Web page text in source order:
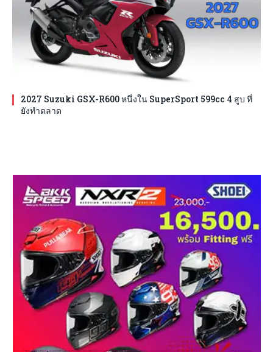
2027 Suzuki GSX-R600 หนึ่งใน SuperSport 599cc 4 สูบ ที่
ยังทำตลาด